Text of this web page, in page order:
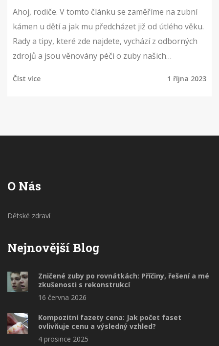
Ahoj, rodiče. V tomto článku se zaměříme na zubní
kámen u dětí a jak mu předcházet již od útlého věku.
Rady a tipy, které zde najdete, vychází z odborných
zdrojů a jsou věnovány péči o zuby našich
můžeme chránit úsměv našich dětí před zubním
Číst více 1 října 2023
O Nás
Dětské zdraví
Nejnovější Blog
Zničené zuby po rovnátkách: Příčiny, řešení a mé
zkušenosti s rekonstrukcí
16 června 2026
Kompozitní fazety cena: Jak počet faset
ovlivňuje cenu a výsledný vzhled?
4 prosince 2025